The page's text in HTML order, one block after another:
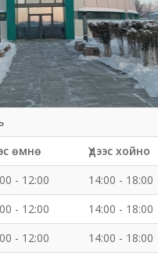
өмнө
Үдээс хойно
- 12:00
14:00 - 18:00
- 12:00
14:00 - 18:00
- 12:00
14:00 - 18:00